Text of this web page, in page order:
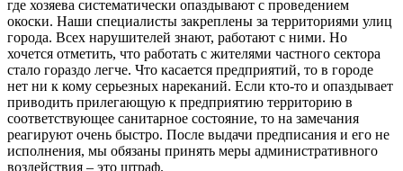
где хозяева систематически опаздывают с проведением
окоски. Наши специалисты закреплены за территориями улиц
города. Всех нарушителей знают, работают с ними. Но
хочется отметить, что работать с жителями частного сектора
стало гораздо легче. Что касается предприятий, то в городе
нет ни к кому серьезных нареканий. Если кто-то и опаздывает
приводить прилегающую к предприятию территорию в
соответствующее санитарное состояние, то на замечания
реагируют очень быстро. После выдачи предписания и его не
исполнения, мы обязаны принять меры административного
воздействия – это штраф.